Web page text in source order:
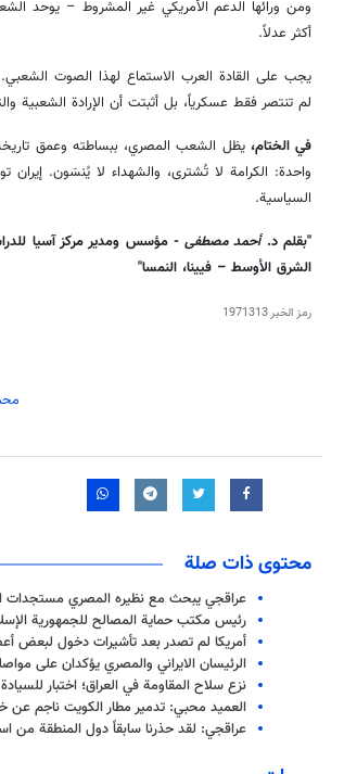
ومن ورائها الدعم الأمريكي غير المشروط – يوحد
أكثر عدلاً.
يجب على القادة العرب الاستماع لهذا الصوت الشعبي.
لم تنتصر فقط عسكرياً، بل أثبتت أن الإرادة الشعبية
في الختام،
واحدة: الكرامة لا تُشترى، والشهداء لا يُنسَون.
السياسية.
"بقلم د.أحمد مصطفى- مؤسس ومدير مركز آسيا
الشرق الأوسط – فيينا، النمسا"
رمز الخبر1971313
محتوى ذات صلة
عراقجي يبحث مع نظيره المصري مستجدات
رئيس مكتب حماية المصالح للجمهورية
أمريكا لم تصدر بعد تأشيرات دخول لبعض
الرئيسان الايراني والمصري يؤكدان على
نزع سلاح المقاومة في العراق؛ اختبار
العميد محبي: تدمير مطار الكويت ناجم عن
عراقجي: لقد حذرنا سابقاً دول المنطقة من